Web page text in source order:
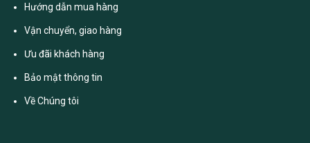
Hướng dẫn mua hàng
Vận chuyển, giao hàng
Ưu đãi khách hàng
Bảo mật thông tin
Về Chúng tôi